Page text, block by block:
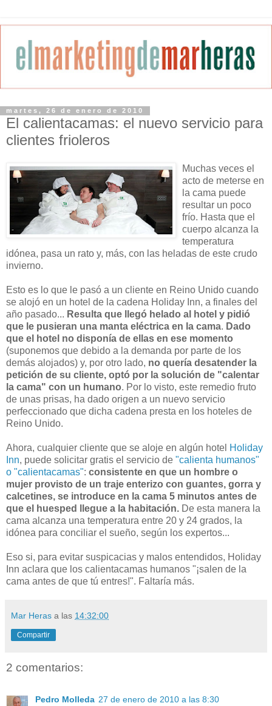
martes, 26 de enero de 2010
El calientacamas: el nuevo servicio para
clientes frioleros
Muchas veces el
acto de meterse en
la cama puede
resultar un poco
frío. Hasta que el
cuerpo alcanza la
temperatura
idónea, pasa un rato y, más, con las heladas de este crudo
invierno.
Esto es lo que le pasó a un cliente en Reino Unido cuando
se alojó en un hotel de la cadena Holiday Inn, a finales del
año pasado... Resulta que llegó helado al hotel y pidió
que le pusieran una manta eléctrica en la cama. Dado
que el hotel no disponía de ellas en ese momento
(suponemos que debido a la demanda por parte de los
demás alojados) y, por otro lado, no quería desatender la
petición de su cliente, optó por la solución de "calentar
la cama" con un humano. Por lo visto, este remedio fruto
de unas prisas, ha dado origen a un nuevo servicio
perfeccionado que dicha cadena presta en los hoteles de
Reino Unido.
Ahora, cualquier cliente que se aloje en algún hotel Holiday
Inn, puede solicitar gratis el servicio de "calienta humanos"
o "calientacamas": consistente en que un hombre o
mujer provisto de un traje enterizo con guantes, gorra y
calcetines, se introduce en la cama 5 minutos antes de
que el huesped llegue a la habitación. De esta manera la
cama alcanza una temperatura entre 20 y 24 grados, la
idónea para conciliar el sueño, según los expertos...
Eso si, para evitar suspicacias y malos entendidos, Holiday
Inn aclara que los calientacamas humanos "¡salen de la
cama antes de que tú entres!". Faltaría más.
Mar Heras a las 14:32:00
Compartir
2 comentarios:
Pedro Molleda 27 de enero de 2010 a las 8:30